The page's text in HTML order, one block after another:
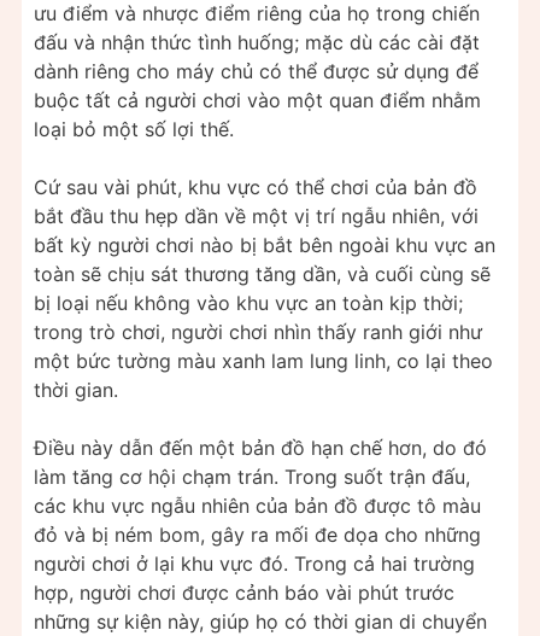
ưu điểm và nhược điểm riêng của họ trong chiến
đấu và nhận thức tình huống; mặc dù các cài đặt
dành riêng cho máy chủ có thể được sử dụng để
buộc tất cả người chơi vào một quan điểm nhằm
loại bỏ một số lợi thế.
Cứ sau vài phút, khu vực có thể chơi của bản đồ
bắt đầu thu hẹp dần về một vị trí ngẫu nhiên, với
bất kỳ người chơi nào bị bắt bên ngoài khu vực an
toàn sẽ chịu sát thương tăng dần, và cuối cùng sẽ
bị loại nếu không vào khu vực an toàn kịp thời;
trong trò chơi, người chơi nhìn thấy ranh giới như
một bức tường màu xanh lam lung linh, co lại theo
thời gian.
Điều này dẫn đến một bản đồ hạn chế hơn, do đó
làm tăng cơ hội chạm trán. Trong suốt trận đấu,
các khu vực ngẫu nhiên của bản đồ được tô màu
đỏ và bị ném bom, gây ra mối đe dọa cho những
người chơi ở lại khu vực đó. Trong cả hai trường
hợp, người chơi được cảnh báo vài phút trước
những sự kiện này, giúp họ có thời gian di chuyển